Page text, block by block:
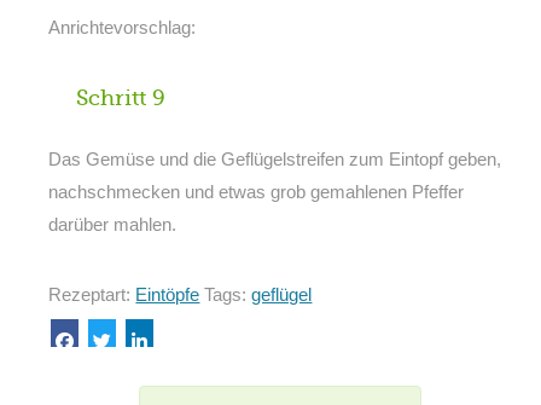
Anrichtevorschlag:
Schritt 9
Das Gemüse und die Geflügelstreifen zum Eintopf geben,
nachschmecken und etwas grob gemahlenen Pfeffer
darüber mahlen.
Rezeptart: Eintöpfe Tags:geflügel